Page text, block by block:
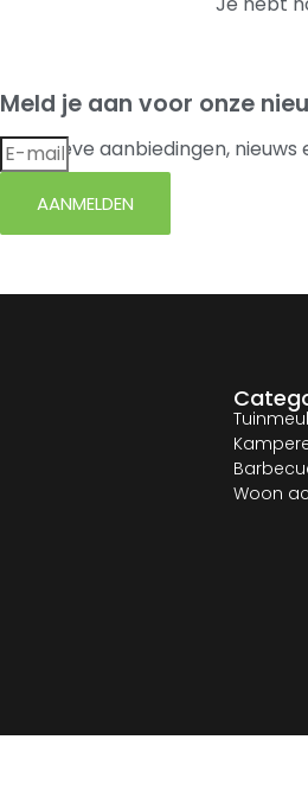
Meld je aan voor onze
Exclusieve aanbiedingen,
AANMELDEN
Woon